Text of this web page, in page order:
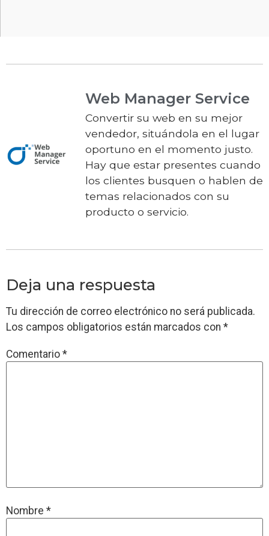
Web Manager Service
Convertir su web en su mejor
vendedor, situándola en el lugar
oportuno en el momento justo.
Hay que estar presentes cuando
los clientes busquen o hablen de
temas relacionados con su
producto o servicio.
Deja una respuesta
Tu dirección de correo electrónico no será publicada.
Los campos obligatorios están marcados con *
Comentario *
Nombre *